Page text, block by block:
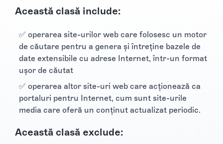
Această clasă include:
✅ operarea site-urilor web care folosesc un motor
de căutare pentru a genera şi întreţine bazele de
date extensibile cu adrese Internet, într-un format
uşor de căutat
✅ operarea altor site-uri web care acţionează ca
portaluri pentru Internet, cum sunt site-urile
media care oferă un conţinut actualizat periodic.
Această clasă exclude: